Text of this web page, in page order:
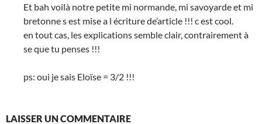
Et bah voilà notre petite mi normande, mi savoyarde et mi
bretonne s est mise a l écriture de’article !!! c est cool.
en tout cas, les explications semble clair, contrairement à
se que tu penses !!!
ps: oui je sais Eloïse = 3/2 !!!
LAISSER UN COMMENTAIRE